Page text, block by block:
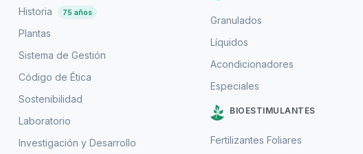
Historia
75 años
Plantas
Sistema de Gestión
Código de Ética
Sostenibilidad
Laboratorio
Investigación y Desarrollo
Granulados
Líquidos
Acondicionadores
Especiales
BIOESTIMULANTES
Fertilizantes Foliares